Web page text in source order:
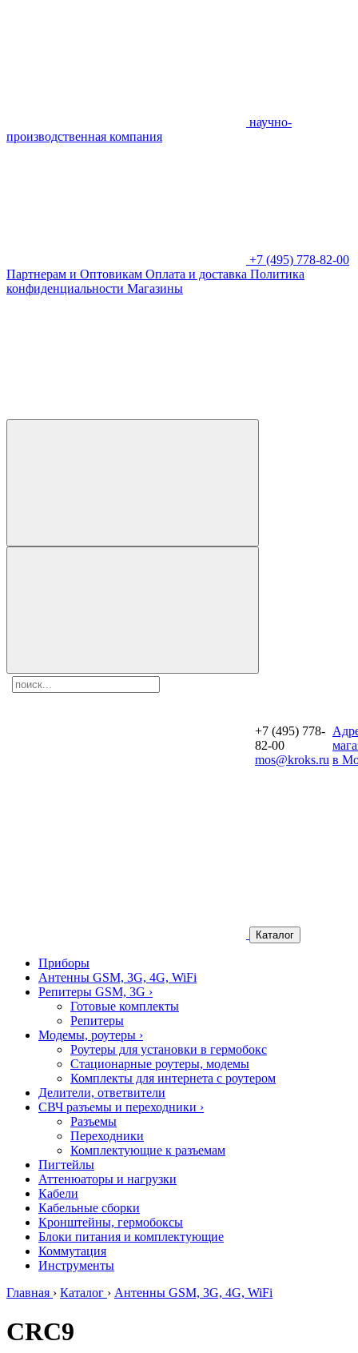
научно-
производственная компания
+7 (495) 778-82-00
Партнерам и Оптовикам Оплата и доставка Политика
конфиденциальности Магазины
+7 (495) 778-
82-00
mos@kroks.ru в
Каталог
Приборы
Антенны GSM, 3G, 4G, WiFi
Репитеры GSM, 3G ›
Готовые комплекты
Репитеры
Модемы, роутеры ›
Роутеры для установки в гермобокс
Стационарные роутеры, модемы
Комплекты для интернета с роутером
Делители, ответвители
СВЧ разъемы и переходники ›
Разъемы
Переходники
Комплектующие к разъемам
Пигтейлы
Аттенюаторы и нагрузки
Кабели
Кабельные сборки
Кронштейны, гермобоксы
Блоки питания и комплектующие
Коммутация
Инструменты
Главная › Каталог › Антенны GSM, 3G, 4G, WiFi
CRC9